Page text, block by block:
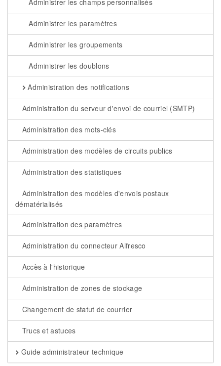
Administrer les champs personnalisés
Administrer les paramètres
Administrer les groupements
Administrer les doublons
Administration des notifications
Administration du serveur d'envoi de courriel (SMTP)
Administration des mots-clés
Administration des modèles de circuits publics
Administration des statistiques
Administration des modèles d'envois postaux
dématérialisés
Administration des paramètres
Administration du connecteur Alfresco
Accès à l'historique
Administration de zones de stockage
Changement de statut de courrier
Trucs et astuces
Guide administrateur technique